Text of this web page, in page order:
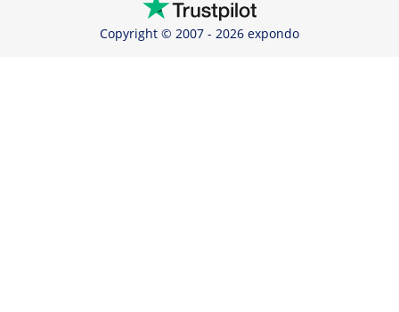
Copyright © 2007 - 2026 expondo